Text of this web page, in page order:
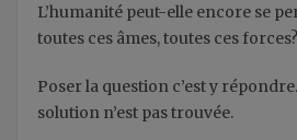
L’humanité peut-elle encore se
toutes ces âmes, toutes ces forces?
Poser la question c’est y
solution n’est pas trouvée.